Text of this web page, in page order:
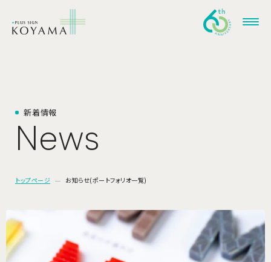
新着情報
News
トップページ お知らせ(ポートフォリオ一覧)